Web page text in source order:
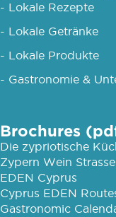
- Lokale Rezepte
- Lokale Getränke
- Lokale Produkte
- Gastronomie &
Brochures
Die zypriotische
Zypern Wein
EDEN Cyprus
Cyprus EDEN
Gastronomic